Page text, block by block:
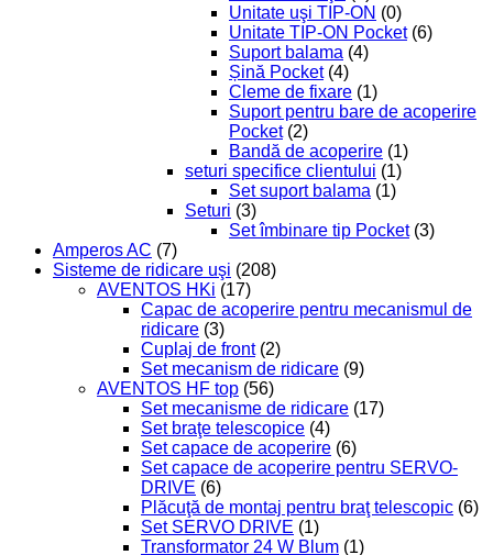
Unitate uşi TIP-ON (0)
Unitate TIP-ON Pocket (6)
Suport balama (4)
Șină Pocket (4)
Cleme de fixare (1)
Suport pentru bare de acoperire
Pocket (2)
Bandă de acoperire (1)
seturi specifice clientului (1)
Set suport balama (1)
Seturi (3)
Set îmbinare tip Pocket (3)
Amperos AC (7)
Sisteme de ridicare uşi (208)
AVENTOS HKi (17)
Capac de acoperire pentru mecanismul de
ridicare (3)
Cuplaj de front (2)
Set mecanism de ridicare (9)
AVENTOS HF top (56)
Set mecanisme de ridicare (17)
Set braţe telescopice (4)
Set capace de acoperire (6)
Set capace de acoperire pentru SERVO-
DRIVE (6)
Plăcuţă de montaj pentru braţ telescopic (6)
Set SERVO DRIVE (1)
Transformator 24 W Blum (1)